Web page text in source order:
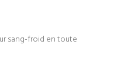
sang-froid en toute